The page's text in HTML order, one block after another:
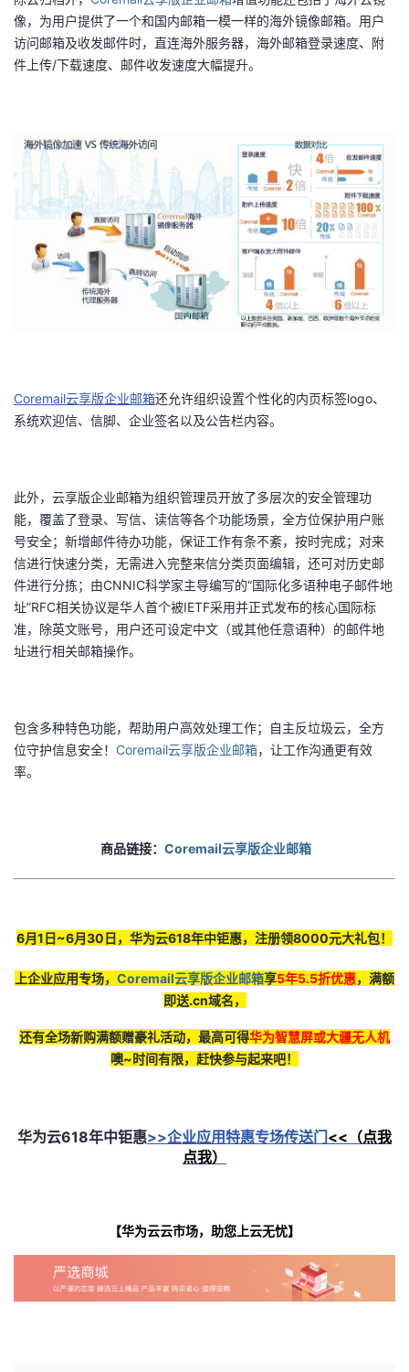
像，为用户提供了一个和国内邮箱一模一样的海外镜像邮箱。用户
访问邮箱及收发邮件时，直连海外服务器，海外邮箱登录速度、附
件上传/下载速度、邮件收发速度大幅提升。
Coremail云享版企业邮箱还允许组织设置个性化的内页标签logo、
系统欢迎信、信脚、企业签名以及公告栏内容。
此外，云享版企业邮箱为组织管理员开放了多层次的安全管理功
能，覆盖了登录、写信、读信等各个功能场景，全方位保护用户账
号安全；新增邮件待办功能，保证工作有条不紊，按时完成；对来
信进行快速分类，无需进入完整来信分类页面编辑，还可对历史邮
件进行分拣；由CNNIC科学家主导编写的“国际化多语种电子邮件地
址”RFC相关协议是华人首个被IETF采用并正式发布的核心国际标
准，除英文账号，用户还可设定中文（或其他任意语种）的邮件地
址进行相关邮箱操作。
包含多种特色功能，帮助用户高效处理工作；自主反垃圾云，全方
位守护信息安全！ Coremail云享版企业邮箱，让工作沟通更有效
率。
商品链接： Coremail云享版企业邮箱
6月1日~6月30日，华为云618年中钜惠，注册领8000元大礼包！
上企业应用专场， Coremail云享版企业邮箱享5年5.5折优惠，满额
即送.cn域名，
还有全场新购满额赠豪礼活动，最高可得华为智慧屏或大疆无人机
噢~时间有限，赶快参与起来吧！
华为云618年中钜惠>>企业应用特惠专场传送门<< （点我
点我）
【华为云云市场，助您上云无忧】